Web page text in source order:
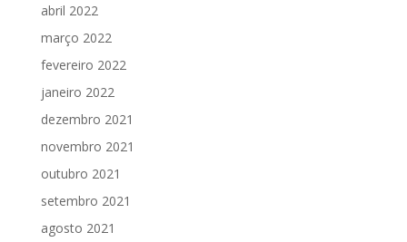
abril 2022
março 2022
fevereiro 2022
janeiro 2022
dezembro 2021
novembro 2021
outubro 2021
setembro 2021
agosto 2021